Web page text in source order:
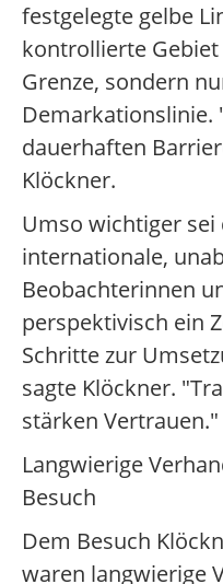
festgelegte gelbe
kontrollierte
Grenze, sondern
Demarkationslinie.
dauerhaften
Klöckner.
Umso wichtiger sei
internationale,
Beobachterinnen
perspektivisch ein
Schritte zur
sagte Klöckner.
stärken Vertrauen."
Langwierige
Besuch
Dem Besuch
waren langwierige